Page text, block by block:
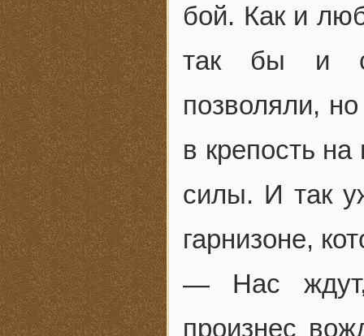
бой. Как и
так бы и
позволяли,
в крепость на
силы. И так
гарнизоне,
— Нас ждут,
произнес